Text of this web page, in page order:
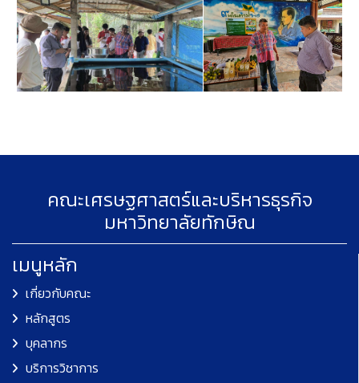
คณะเศรษฐศาสตร์และบริหารธุรกิจ
มหาวิทยาลัยทักษิณ
เมนูหลัก
เกี่ยวกับคณะ
หลักสูตร
บุคลากร
บริการวิชาการ